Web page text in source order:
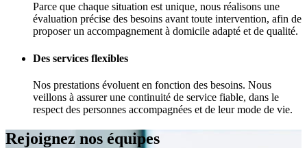
Parce que chaque situation est unique, nous réalisons une
évaluation précise des besoins avant toute intervention, afin de
proposer un accompagnement à domicile adapté et de qualité.
Des services flexibles
Nos prestations évoluent en fonction des besoins. Nous
veillons à assurer une continuité de service fiable, dans le
respect des personnes accompagnées et de leur mode de vie.
Rejoignez nos équipes